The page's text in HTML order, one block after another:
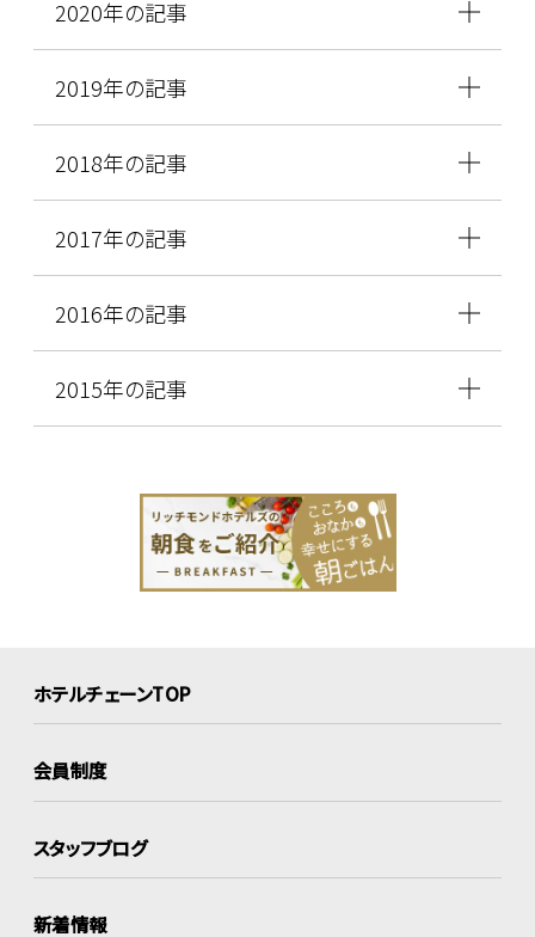
2020年の記事
2019年の記事
2018年の記事
2017年の記事
2016年の記事
2015年の記事
ホテルチェーンTOP
会員制度
スタッフブログ
新着情報